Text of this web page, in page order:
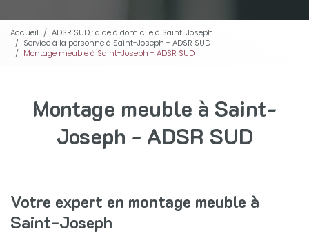
Accueil
ADSR SUD : aide à domicile à Saint-Joseph
Service à la personne à Saint-Joseph - ADSR SUD
Montage meuble à Saint-Joseph - ADSR SUD
Montage meuble à Saint-
Joseph - ADSR SUD
Votre expert en montage meuble à
Saint-Joseph